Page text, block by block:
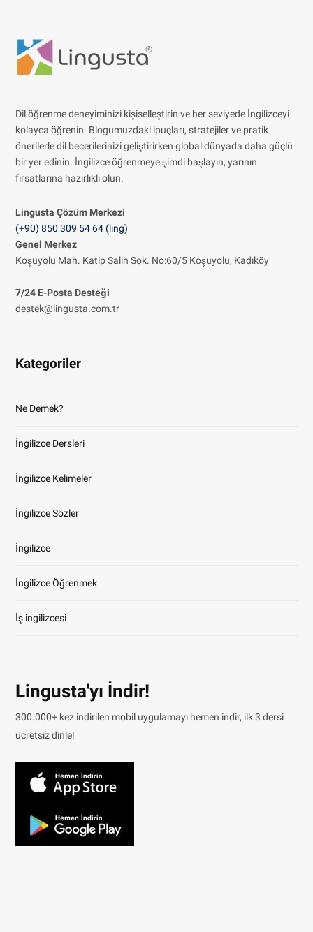
Dil öğrenme deneyiminizi kişiselleştirin ve her seviyede İngilizceyi
kolayca öğrenin. Blogumuzdaki ipuçları, stratejiler ve pratik
önerilerle dil becerilerinizi geliştirirken global dünyada daha güçlü
bir yer edinin. İngilizce öğrenmeye şimdi başlayın, yarının
fırsatlarına hazırlıklı olun.
Lingusta Çözüm Merkezi
(+90) 850 309 54 64 (ling)
Genel Merkez
Koşuyolu Mah. Katip Salih Sok. No:60/5 Koşuyolu, Kadıköy
7/24 E-Posta Desteği
destek@lingusta.com.tr
Kategoriler
Ne Demek?
İngilizce Dersleri
İngilizce Kelimeler
İngilizce Sözler
İngilizce
İngilizce Öğrenmek
İş ingilizcesi
Lingusta'yı İndir!
300.000+ kez indirilen mobil uygulamayı hemen indir, ilk 3 dersi
ücretsiz dinle!